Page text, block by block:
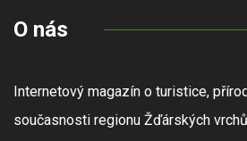
O nás
Internetový magazín o turistice,
současnosti regionu Žďárských